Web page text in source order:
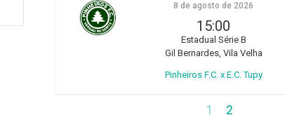
8 de agosto de 2026
15:00
Estadual Série B
Gil Bernardes, Vila Velha
Pinheiros F.C. x E.C. Tupy
1 2